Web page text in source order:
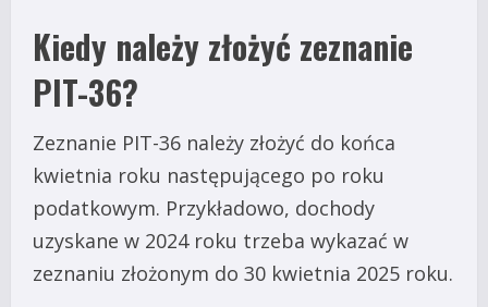
Kiedy należy złożyć zeznanie
PIT-36?
Zeznanie PIT-36 należy złożyć do końca
kwietnia roku następującego po roku
podatkowym. Przykładowo, dochody
uzyskane w 2024 roku trzeba wykazać w
zeznaniu złożonym do 30 kwietnia 2025 roku.